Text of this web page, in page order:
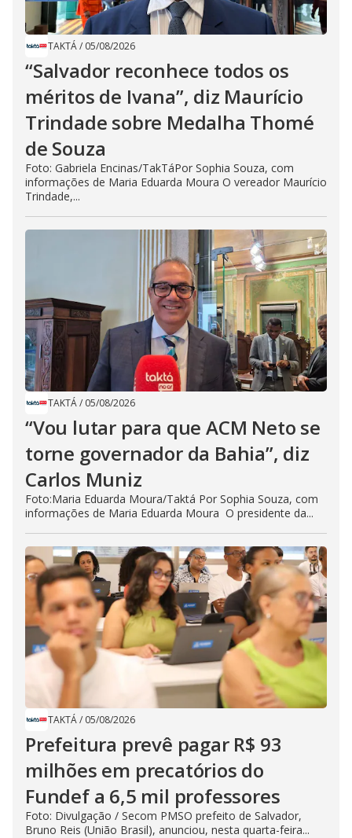
TAKTÁ/ 05/08/2026
“Salvador reconhece todos os
méritos de Ivana”, diz Maurício
Trindade sobre Medalha Thomé
de Souza
Foto: Gabriela Encinas/TakTáPor Sophia Souza, com
informações de Maria Eduarda Moura O vereador Maurício
Trindade,...
TAKTÁ/ 05/08/2026
“Vou lutar para que ACM Neto se
torne governador da Bahia”, diz
Carlos Muniz
Foto:Maria Eduarda Moura/Taktá Por Sophia Souza, com
informações de Maria Eduarda Moura O presidente da...
TAKTÁ/ 05/08/2026
Prefeitura prevê pagar R$ 93
milhões em precatórios do
Fundef a 6,5 mil professores
Foto: Divulgação / Secom PMSO prefeito de Salvador,
Bruno Reis (União Brasil), anunciou, nesta quarta-feira...